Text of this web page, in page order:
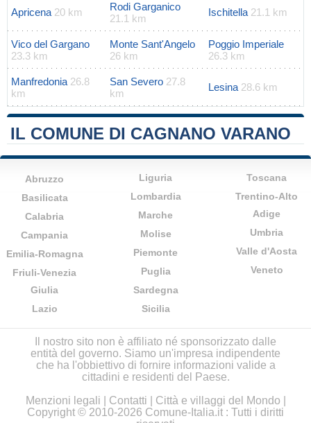
Apricena 20 km
Rodi Garganico
21.1 km
Ischitella 21.1 km
Vico del Gargano
23.3 km
Monte Sant'Angelo
26 km
Poggio Imperiale
26.3 km
Manfredonia 26.8
km
San Severo 27.8
km
Lesina 28.6 km
IL COMUNE DI CAGNANO VARANO
Abruzzo
Basilicata
Calabria
Campania
Emilia-Romagna
Friuli-Venezia
Giulia
Lazio
Liguria
Lombardia
Marche
Molise
Piemonte
Puglia
Sardegna
Sicilia
Toscana
Trentino-Alto
Adige
Umbria
Valle d'Aosta
Veneto
Il nostro sito non è affiliato né sponsorizzato dalle
entità del governo. Siamo un'impresa indipendente
che ha l'obbiettivo di fornire informazioni valide a
cittadini e residenti del Paese.
Menzioni legali
Contatti Città e villaggi del Mondo
Copyright © 2010-2026 Comune-Italia.it : Tutti i diritti